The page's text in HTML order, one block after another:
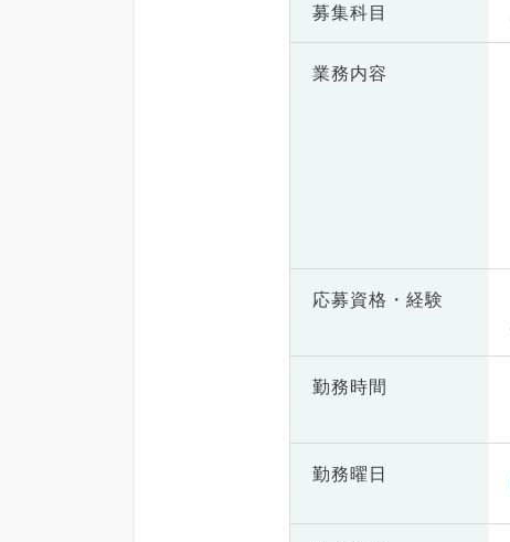
募集科目
業務内容
応募資格・ 経験
勤務時間
勤務曜日